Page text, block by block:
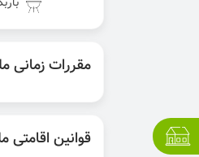
مقررات زمانی
قوانین اقامتی